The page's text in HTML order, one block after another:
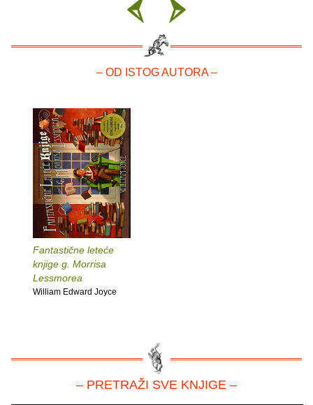
– OD ISTOG AUTORA –
Fantastične leteće
knjige g. Morrisa
Lessmorea
William Edward Joyce
– PRETRAŽI SVE KNJIGE –